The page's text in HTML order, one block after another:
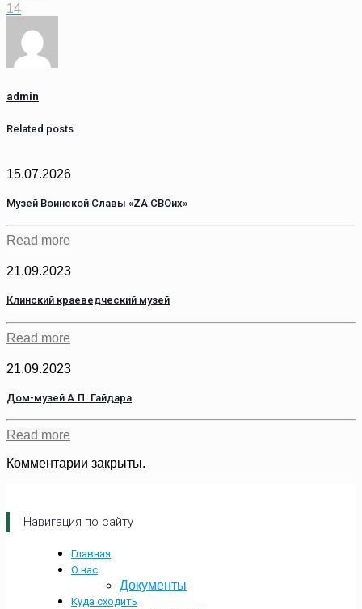
14
admin
Related posts
15.07.2026
Музей Воинской Славы «ZA СВОих»
Read more
21.09.2023
Клинский краеведческий музей
Read more
21.09.2023
Дом-музей А.П. Гайдара
Read more
Комментарии закрыты.
Навигация по сайту
Главная
О нас
Документы
Куда сходить